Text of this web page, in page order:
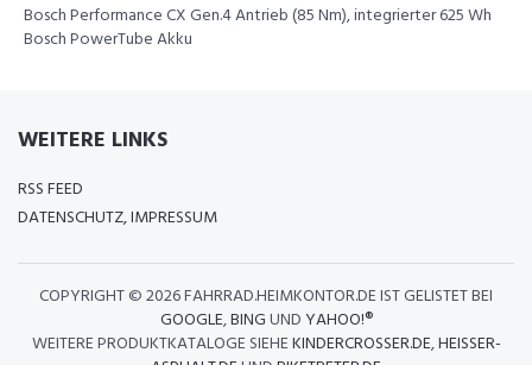
Bosch Performance CX Gen.4 Antrieb (85 Nm), integrierter 625 Wh
Bosch PowerTube Akku
WEITERE LINKS
RSS FEED
DATENSCHUTZ, IMPRESSUM
COPYRIGHT ©2026 FAHRRAD.HEIMKONTOR.DE IST GELISTET BEI
GOOGLE,BINGUND YAHOO!®
WEITERE PRODUKTKATALOGE SIEHEKINDERCROSSER.DE,HEISSER-